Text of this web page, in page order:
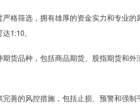
格筛选，拥有雄厚的资金实力和专业
1:10。
货品种，包括商品期货、股指期货和
善的风控措施，包括止损、预警和强